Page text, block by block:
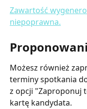
Możesz również
terminy spotkania
z opcji "Zaproponuj
kartę kandydata.